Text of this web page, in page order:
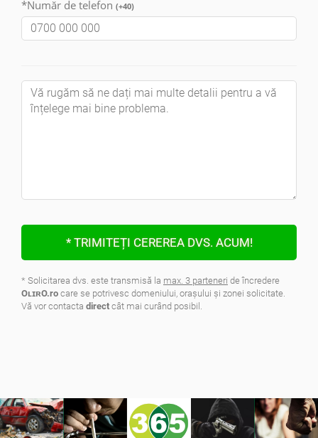
*Număr de telefon (+40)
* TRIMITEȚI CEREREA DVS. ACUM!
* Solicitarea dvs. este transmisă la max. 3 parteneri de încredere
OʟɪʀO.ro care se potrivesc domeniului, oraşului şi zonei solicitate.
Vă vor contacta direct cât mai curând posibil.